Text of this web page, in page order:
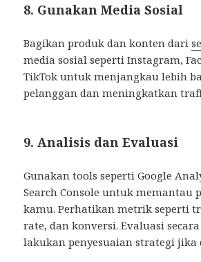
8. Gunakan Media Sosial
Bagikan produk dan konten dari
media sosial seperti Instagram,
TikTok untuk menjangkau lebih
pelanggan dan meningkatkan
9. Analisis dan Evaluasi
Gunakan tools seperti Google
Search Console untuk memantau
kamu. Perhatikan metrik seperti
rate, dan konversi. Evaluasi
lakukan penyesuaian strategi jika